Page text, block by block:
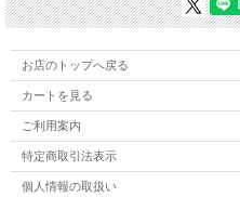
お店のトップへ戻る
カートを見る
ご利用案内
特定商取引法表示
個人情報の取扱い